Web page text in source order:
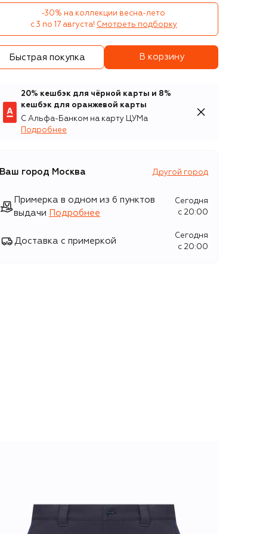
-30% на коллекции весна-лето
с 3 по 17 августа! Смотреть подборку
Быстрая покупка В корзину
20% кешбэк для чёрной карты и 8%
кешбэк для оранжевой карты
С Альфа-Банком на карту ЦУМа
Подробнее
Ваш город Москва Другой город
Примерка в одном из 6 пунктов
выдачи
Подробнее
Сегодня
c 20:00
Доставка с примеркой
Сегодня
c 20:00